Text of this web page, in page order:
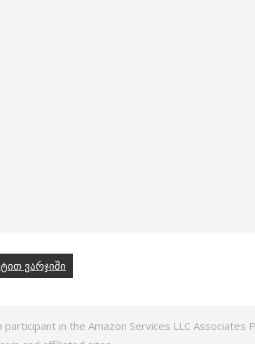
ვარჯიში
participant in the Amazon Services LLC